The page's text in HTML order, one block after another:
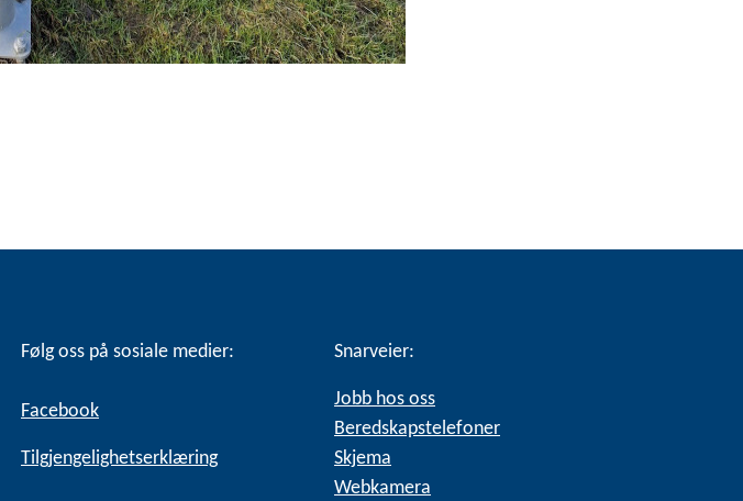
Følg oss på sosiale medier:
Facebook
Tilgjengelighetserklæring
Snarveier:
Jobb hos oss
Beredskapstelefoner
Skjema
Webkamera